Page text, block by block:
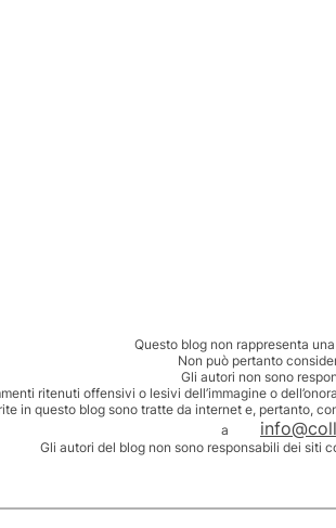
Questo blog non rappresenta
Non può pertanto
Gli autori non sono
ritenuti offensivi o lesivi dell’immagine o
in questo blog sono tratte da internet e, pertanto,
a
Gli autori del blog non sono responsabili dei siti